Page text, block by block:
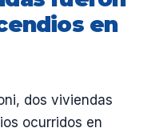
en
dos viviendas
ocurridos en